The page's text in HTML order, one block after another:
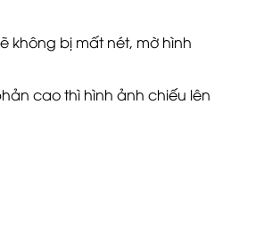
không bị mất nét, mờ hình
cao thì hình ảnh chiếu lên